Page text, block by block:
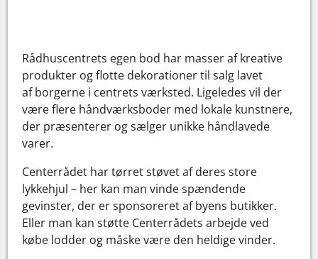
Rådhuscentrets egen bod har masser af kreative
produkter og flotte dekorationer til salg lavet
af borgerne i centrets værksted. Ligeledes vil der
være flere håndværksboder med lokale kunstnere,
der præsenterer og sælger unikke håndlavede
varer.
Centerrådet har tørret støvet af deres store
lykkehjul – her kan man vinde spændende
gevinster, der er sponsoreret af byens butikker.
Eller man kan støtte Centerrådets arbejde ved
købe lodder og måske være den heldige vinder.